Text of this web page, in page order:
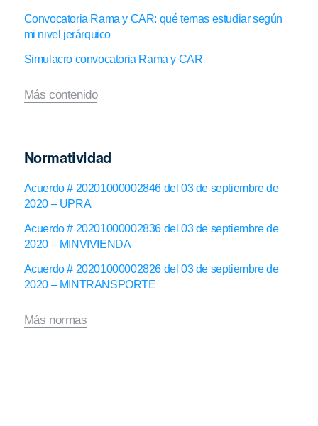
Convocatoria Rama y CAR: qué temas estudiar según
mi nivel jerárquico
Simulacro convocatoria Rama y CAR
Más contenido
Normatividad
Acuerdo # 20201000002846 del 03 de septiembre de
2020 – UPRA
Acuerdo # 20201000002836 del 03 de septiembre de
2020 – MINVIVIENDA
Acuerdo # 20201000002826 del 03 de septiembre de
2020 – MINTRANSPORTE
Más normas